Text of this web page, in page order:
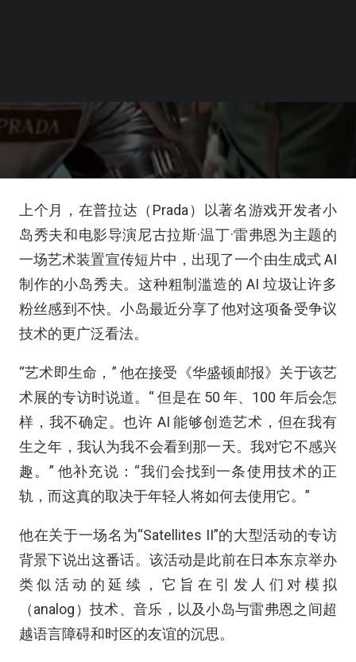
上个月，在普拉达（Prada）以著名游戏开发者小
岛秀夫和电影导演尼古拉斯·温丁·雷弗恩为主题的
一场艺术装置宣传短片中，出现了一个由生成式 AI
制作的小岛秀夫。这种粗制滥造的 AI 垃圾让许多
粉丝感到不快。小岛最近分享了他对这项备受争议
技术的更广泛看法。
“艺术即生命，” 他在接受《华盛顿邮报》关于该艺
术展的专访时说道。“ 但是在 50 年、100 年后会怎
样，我不确定。也许 AI 能够创造艺术，但在我有
生之年，我认为我不会看到那一天。我对它不感兴
趣。” 他补充说：“我们会找到一条使用技术的正
轨，而这真的取决于年轻人将如何去使用它。”
他在关于一场名为“Satellites II”的大型活动的专访
背景下说出这番话。该活动是此前在日本东京举办
类似活动的延续，它旨在引发人们对模拟
（analog）技术、音乐，以及小岛与雷弗恩之间超
越语言障碍和时区的友谊的沉思。